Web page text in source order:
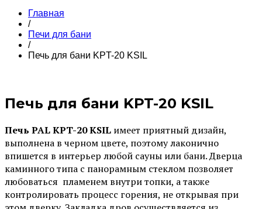
Главная
/
Печи для бани
/
Печь для бани KPT-20 KSIL
Печь для бани KPT-20 KSIL
Печь PAL KPT-20 KSIL имеет приятный дизайн,
выполнена в черном цвете, поэтому лаконично
впишется в интерьер любой сауны или бани. Дверца
каминного типа с панорамным стеклом позволяет
любоваться пламенем внутри топки, а также
контролировать процесс горения, не открывая при